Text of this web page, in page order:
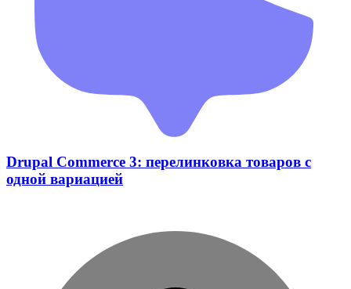
Drupal Commerce 3: перелинковка товаров с
одной вариацией